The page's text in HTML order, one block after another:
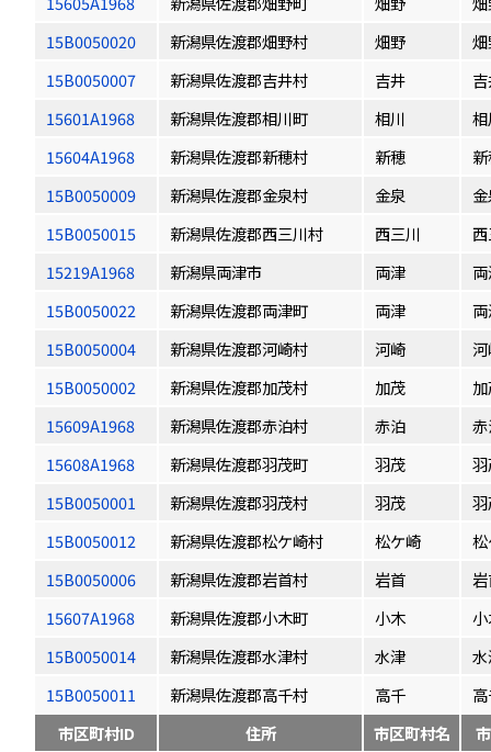
15B0050020
新潟県佐渡郡畑野村 畑野
15B0050007
新潟県佐渡郡吉井村 吉井
15601A1968
新潟県佐渡郡相川町 相川
15604A1968
新潟県佐渡郡新穂村 新穂
15B0050009
新潟県佐渡郡金泉村 金泉
15B0050015
新潟県佐渡郡西三川村 西三川
15219A1968
新潟県両津市 両津
15B0050022
新潟県佐渡郡両津町 両津
15B0050004
新潟県佐渡郡河崎村 河崎
15B0050002
新潟県佐渡郡加茂村 加茂
15609A1968
新潟県佐渡郡赤泊村 赤泊
15608A1968
新潟県佐渡郡羽茂町 羽茂
15B0050001
新潟県佐渡郡羽茂村 羽茂
15B0050012
新潟県佐渡郡松ケ崎村 松ケ崎
15B0050006
新潟県佐渡郡岩首村 岩首
15607A1968
新潟県佐渡郡小木町 小木
15B0050014
新潟県佐渡郡水津村 水津
15B0050011
新潟県佐渡郡高千村 高千
市区町村ID
住所 市区町村名